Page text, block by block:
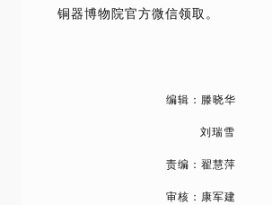
铜器博物院官方微信领取。
编辑：滕晓华
刘瑞雪
责编：翟慧萍
审核：康军建